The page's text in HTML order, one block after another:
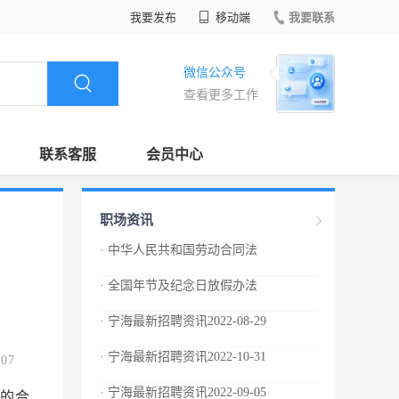
我要发布 移动端 我要联系
微信公众号
查看更多工作
联系客服 会员中心
职场资讯
· 中华人民共和国劳动合同法
· 全国年节及纪念日放假办法
· 宁海最新招聘资讯2022-08-29
· 宁海最新招聘资讯2022-10-31
· 宁海最新招聘资讯2022-09-05